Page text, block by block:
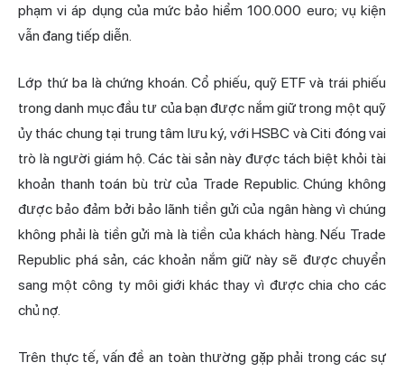
phạm vi áp dụng của mức bảo hiểm 100.000 euro; vụ kiện
vẫn đang tiếp diễn.
Lớp thứ ba là chứng khoán. Cổ phiếu, quỹ ETF và trái phiếu
trong danh mục đầu tư của bạn được nắm giữ trong một quỹ
ủy thác chung tại trung tâm lưu ký, với HSBC và Citi đóng vai
trò là người giám hộ. Các tài sản này được tách biệt khỏi tài
khoản thanh toán bù trừ của Trade Republic. Chúng không
được bảo đảm bởi bảo lãnh tiền gửi của ngân hàng vì chúng
không phải là tiền gửi mà là tiền của khách hàng. Nếu Trade
Republic phá sản, các khoản nắm giữ này sẽ được chuyển
sang một công ty môi giới khác thay vì được chia cho các
chủ nợ.
Trên thực tế, vấn đề an toàn thường gặp phải trong các sự